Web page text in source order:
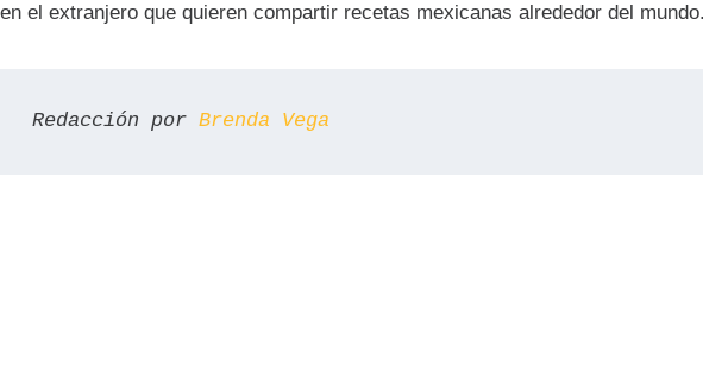
en el extranjero que quieren compartir recetas mexicanas alrededor del mundo.
Redacción por Brenda Vega